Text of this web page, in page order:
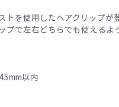
トを使用したヘアクリップが
プで左右どちらでも使えるよ
以内